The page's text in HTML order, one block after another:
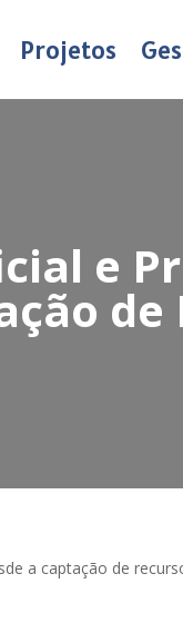
Projetos
e
de
a captação de